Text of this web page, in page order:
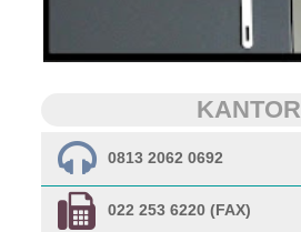
KANTOR
0813 2062 0692
022 253 6220 (FAX)